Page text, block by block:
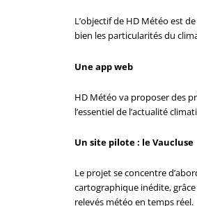
L’objectif de HD Météo est
bien les particularités du
Une app web
HD Météo va proposer des
l’essentiel de l’actualité
Un site pilote : le Vaucluse
Le projet se concentre
cartographique inédite,
relevés météo en temps réel.